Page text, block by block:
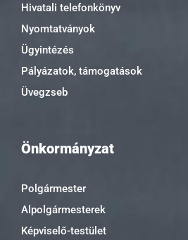
Hivatali telefonkönyv
Nyomtatványok
Ügyintézés
Pályázatok, támogatások
Üvegzseb
Önkormányzat
Polgármester
Alpolgármesterek
Képviselő-testület